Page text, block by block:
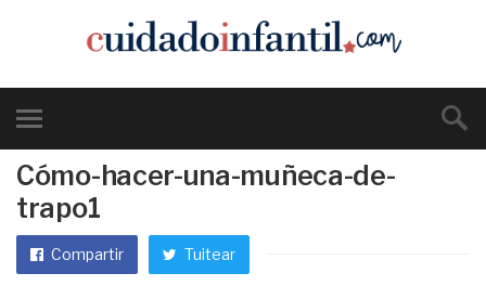
Cómo-hacer-una-muñeca-de-
trapo1
Compartir Tuitear